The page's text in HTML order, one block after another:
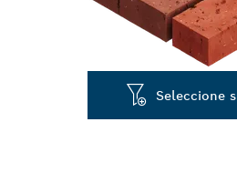
Seleccione